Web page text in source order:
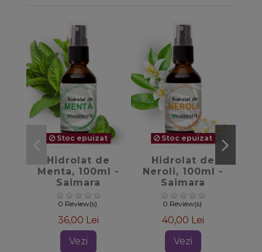
favorite_border
Stoc epuizat
Hidrolat de
Menta, 100ml -
Saimara
0 Review(s)
36,00 Lei
Vezi
favorite_border
Stoc epuizat
Hidrolat de
Neroli, 100ml -
Saimara
0 Review(s)
40,00 Lei
Vezi